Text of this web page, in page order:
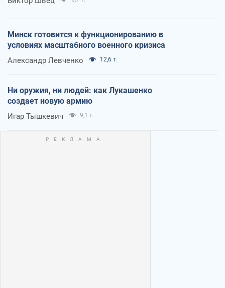
Минск готовится к функционированию в
условиях масштабного военного кризиса
Александр Левченко 12,6 т.
Ни оружия, ни людей: как Лукашенко
создает новую армию
Игар Тышкевич 9,1 т.